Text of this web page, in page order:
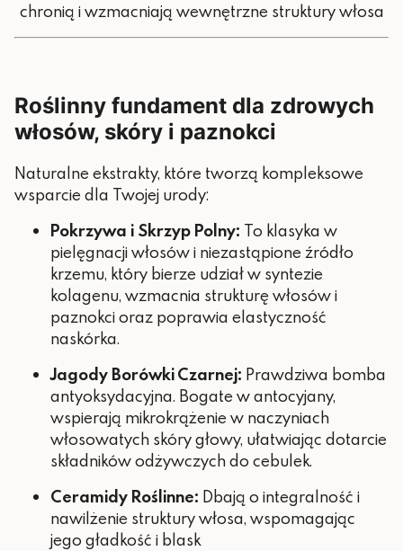
chronią i wzmacniają wewnętrzne struktury włosa
Roślinny fundament dla zdrowych
włosów, skóry i paznokci
Naturalne ekstrakty, które tworzą kompleksowe
wsparcie dla Twojej urody:
Pokrzywa i Skrzyp Polny: To klasyka w
pielęgnacji włosów i niezastąpione źródło
krzemu, który bierze udział w syntezie
kolagenu, wzmacnia strukturę włosów i
paznokci oraz poprawia elastyczność
naskórka.
Jagody Borówki Czarnej: Prawdziwa bomba
antyoksydacyjna. Bogate w antocyjany,
wspierają mikrokrążenie w naczyniach
włosowatych skóry głowy, ułatwiając dotarcie
składników odżywczych do cebulek.
Ceramidy Roślinne: Dbają o integralność i
nawilżenie struktury włosa, wspomagając
jego gładkość i blask